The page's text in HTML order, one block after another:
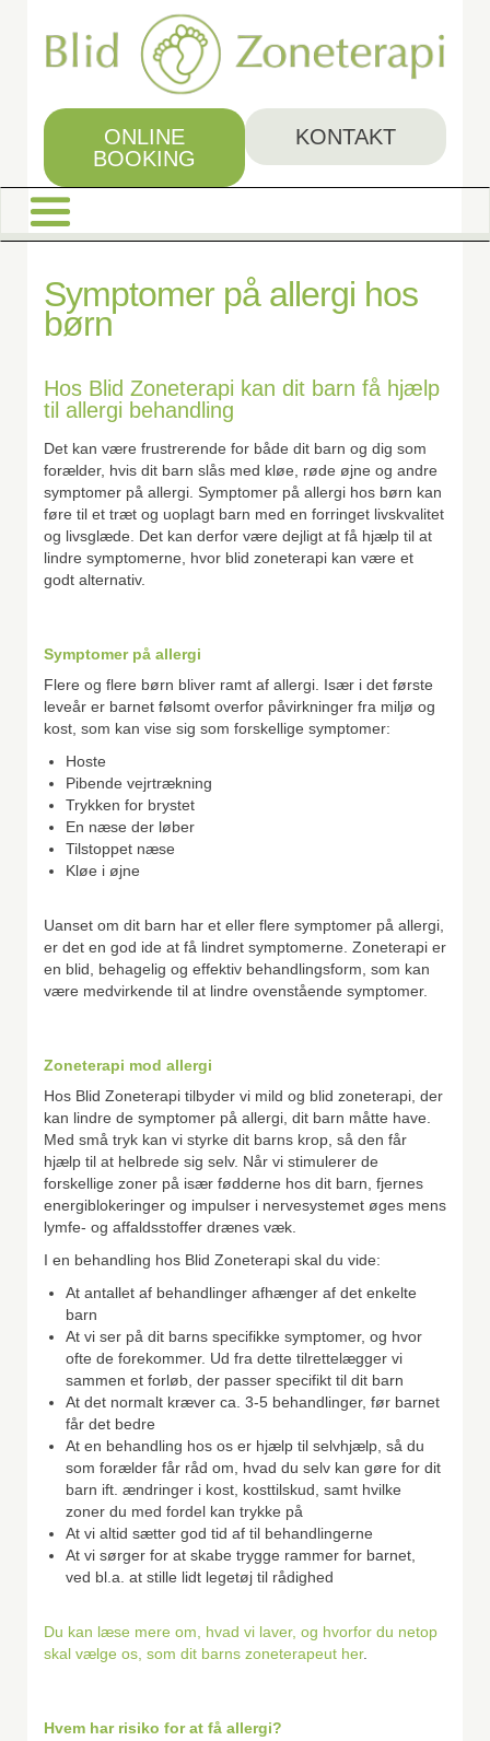
ONLINE
BOOKING
KONTAKT
Symptomer på allergi hos
børn
Hos Blid Zoneterapi kan dit barn få hjælp
til allergi behandling
Det kan være frustrerende for både dit barn og dig som
forælder, hvis dit barn slås med kløe, røde øjne og andre
symptomer på allergi. Symptomer på allergi hos børn kan
føre til et træt og uoplagt barn med en forringet livskvalitet
og livsglæde. Det kan derfor være dejligt at få hjælp til at
lindre symptomerne, hvor blid zoneterapi kan være et
godt alternativ.
Symptomer på allergi
Flere og flere børn bliver ramt af allergi. Især i det første
leveår er barnet følsomt overfor påvirkninger fra miljø og
kost, som kan vise sig som forskellige symptomer:
Hoste
Pibende vejrtrækning
Trykken for brystet
En næse der løber
Tilstoppet næse
Kløe i øjne
Uanset om dit barn har et eller flere symptomer på allergi,
er det en god ide at få lindret symptomerne. Zoneterapi er
en blid, behagelig og effektiv behandlingsform, som kan
være medvirkende til at lindre ovenstående symptomer.
Zoneterapi mod allergi
Hos Blid Zoneterapi tilbyder vi mild og blid zoneterapi, der
kan lindre de symptomer på allergi, dit barn måtte have.
Med små tryk kan vi styrke dit barns krop, så den får
hjælp til at helbrede sig selv. Når vi stimulerer de
forskellige zoner på især fødderne hos dit barn, fjernes
energiblokeringer og impulser i nervesystemet øges mens
lymfe- og affaldsstoffer drænes væk.
I en behandling hos Blid Zoneterapi skal du vide:
At antallet af behandlinger afhænger af det enkelte
barn
At vi ser på dit barns specifikke symptomer, og hvor
ofte de forekommer. Ud fra dette tilrettelægger vi
sammen et forløb, der passer specifikt til dit barn
At det normalt kræver ca. 3-5 behandlinger, før barnet
får det bedre
At en behandling hos os er hjælp til selvhjælp, så du
som forælder får råd om, hvad du selv kan gøre for dit
barn ift. ændringer i kost, kosttilskud, samt hvilke
zoner du med fordel kan trykke på
At vi altid sætter god tid af til behandlingerne
At vi sørger for at skabe trygge rammer for barnet,
ved bl.a. at stille lidt legetøj til rådighed
Du kan læse mere om, hvad vi laver, og hvorfor du netop
skal vælge os, som dit barns zoneterapeut her.
Hvem har risiko for at få allergi?